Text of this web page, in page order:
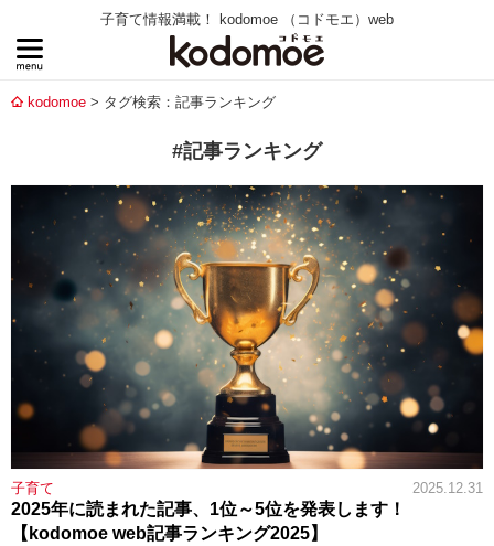
子育て情報満載！ kodomoe （コドモエ）web
kodomoe タグ検索：記事ランキング
#記事ランキング
子育て 2025.12.31
2025年に読まれた記事、1位～5位を発表します！
【kodomoe web記事ランキング2025】